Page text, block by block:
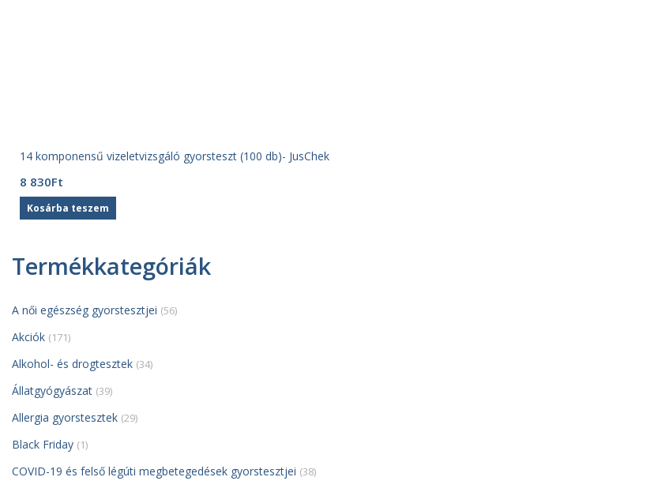
14 komponensű vizeletvizsgáló gyorsteszt (100 db)- JusChek
8 830Ft
Kosárba teszem
Termékkategóriák
A női egészség gyorstesztjei (56)
Akciók (171)
Alkohol- és drogtesztek (34)
Állatgyógyászat (39)
Allergia gyorstesztek (29)
Black Friday (1)
COVID-19 és felső légúti megbetegedések gyorstesztjei (38)